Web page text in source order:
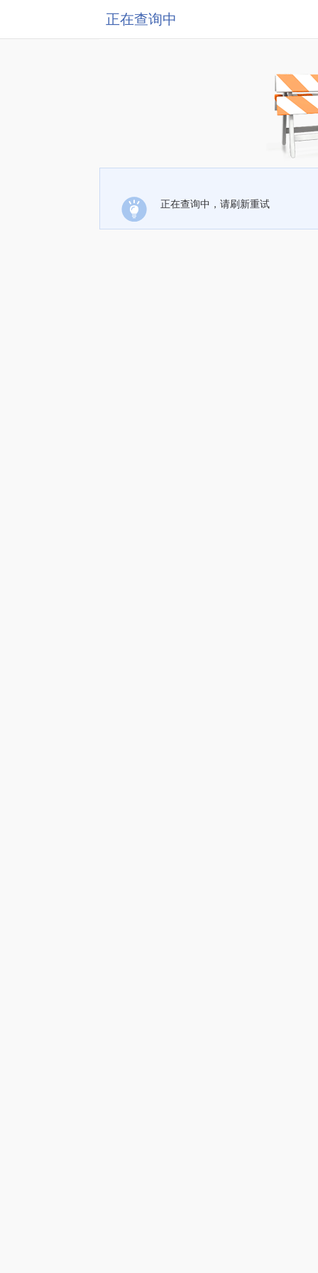
正在查询中
正在查询中，请刷新重试